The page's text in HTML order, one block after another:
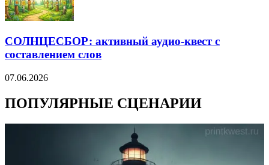
СОЛНЦЕСБОР: активный аудио-квест с
составлением слов
07.06.2026
ПОПУЛЯРНЫЕ СЦЕНАРИИ